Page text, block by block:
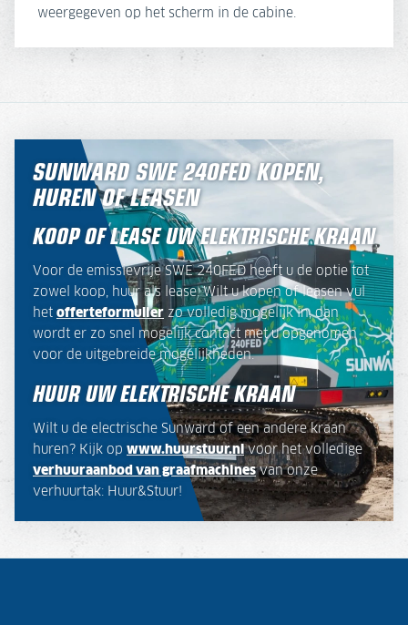
weergegeven op het scherm in de cabine.
SUNWARD SWE 240FED KOPEN,
HUREN OF LEASEN
KOOP OF LEASE UW ELEKTRISCHE KRAAN
Voor de emissievrije SWE 240FED heeft u de optie tot
zowel koop, huur als lease. Wilt u kopen of leasen vul
het offerteformulier zo volledig mogelijk in, dan
wordt er zo snel mogelijk contact met u opgenomen
voor de uitgebreide mogelijkheden.
HUUR UW ELEKTRISCHE KRAAN
Wilt u de electrische Sunward of een andere kraan
huren? Kijk op www.huurstuur.nl voor het volledige
verhuuraanbod van graafmachinesvan onze
verhuurtak: Huur&Stuur!